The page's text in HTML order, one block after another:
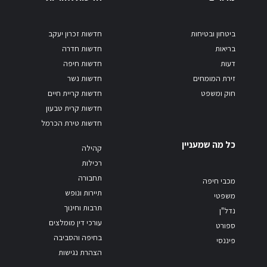
ביטחון ובטיחות
בריאות
דעות
זירת המומחים
חוק ומשפט
חדשות זכרון יעקב
חדשות חדרה
חדשות חיפה
חדשות נשר
חדשות קריית חיים
חדשות קרית טבעון
חדשות טירת הכרמל
כל מה שמעניין
מכבי חיפה
משפטי
נדל"ן
ספורט
פיננסי
קהילה
רכילות
תחבורה
תיירות ונופש
תרבות וחינוך
עורכי דין מומלצים
בחיפה והסביבה
הצהרת נגישות